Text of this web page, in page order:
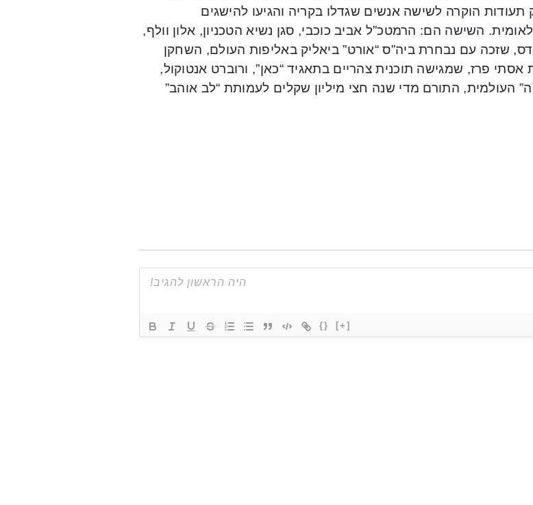
הוקרה לשישה אנשים שגדלו בקריה והגיעו להישגים
השישה הם: הרמטכ”ל אביב כוכבי, סגן נשיא הטכניון, אלון וולף,
שזכה עם נבחרת ביה”ס “אורט” ביאליק באליפות העולם, השחקן
פרז, שמגישה תוכנית צהריים בתאגיד “כאן”, ורוברט אנטוקול,
העולמית, התורם מדי שנה חצי מיליון שקלים לעמותת “לב אוהב”
{} [+]